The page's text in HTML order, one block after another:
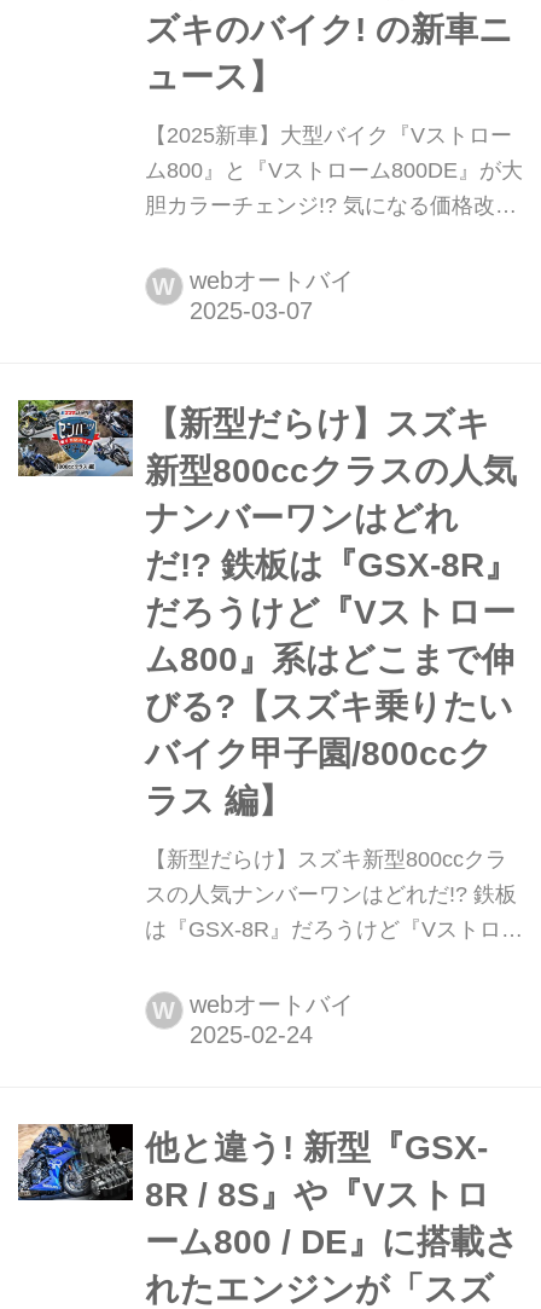
ズキのバイク! の新車ニ
ュース】
【2025新車】大型バイク『Vストロー
ム800』と『Vストローム800DE』が大
胆カラーチェンジ!? 気になる価格改定
ニュース】 800ccの大型アドベンチャ
ーバイク『Vストローム800』シリーズ
す!
W webオートバイ
【新型だらけ】スズキ
新型800ccクラスの人気
ナンバーワンはどれ
だ!?︎ 鉄板は『GSX-8R』
だろうけど『Vストロー
ム800』系はどこまで伸
びる?【スズキ乗りたい
バイク甲子園/800ccク
ラス 編】
【新型だらけ】スズキ新型800ccクラ
スの人気ナンバーワンはどれだ!?︎ 鉄板
は『GSX-8R』だろうけど『Vストロー
乗りたいバイク甲子園/800ccクラス
編】 いま買えるスズキの全ラインアッ
開催! 新型だらけの800ccクラスの人気
W webオートバイ
他と違う! 新型『GSX-
8R / 8S』や『Vストロ
ーム800 / DE』に搭載さ
れたエンジンが「スズ